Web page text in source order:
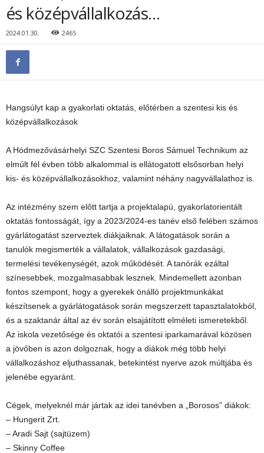
és középvállalkozás…
2024.01.30. 2465
Hangsúlyt kap a gyakorlati oktatás, előtérben a szentesi kis és
középvállalkozások
A Hódmezővásárhelyi SZC Szentesi Boros Sámuel Technikum az
elmúlt fél évben több alkalommal is ellátogatott elsősorban helyi
kis- és középvállalkozásokhoz, valamint néhány nagyvállalathoz is.
Az intézmény szem előtt tartja a projektalapú, gyakorlatorientált
oktatás fontosságát, így a 2023/2024-es tanév első felében számos
gyárlátogatást szerveztek diákjaiknak. A látogatások során a
tanulók megismerték a vállalatok, vállalkozások gazdasági,
termelési tevékenységét, azok működését. A tanórák ezáltal
színesebbek, mozgalmasabbak lesznek. Mindemellett azonban
fontos szempont, hogy a gyerekek önálló projektmunkákat
készítsenek a gyárlátogatások során megszerzett tapasztalatokból,
és a szaktanár által az év során elsajátított elméleti ismeretekből.
Az iskola vezetősége és oktatói a szentesi iparkamarával közösen
a jövőben is azon dolgoznak, hogy a diákok még több helyi
vállalkozáshoz eljuthassanak, betekintést nyerve azok múltjába és
jelenébe egyaránt.
Cégek, melyeknél már jártak az idei tanévben a „Borosos” diákok:
– Hungerit Zrt.
– Aradi Sajt (sajtüzem)
– Skinny Coffee